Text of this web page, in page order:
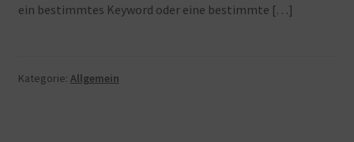
ein bestimmtes Keyword oder eine bestimmte […]
Kategorie: Allgemein